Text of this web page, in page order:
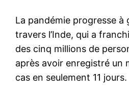
La pandémie progresse à
travers l’Inde, qui a
des cinq millions de
après avoir enregistré un
cas en seulement 11 jours.